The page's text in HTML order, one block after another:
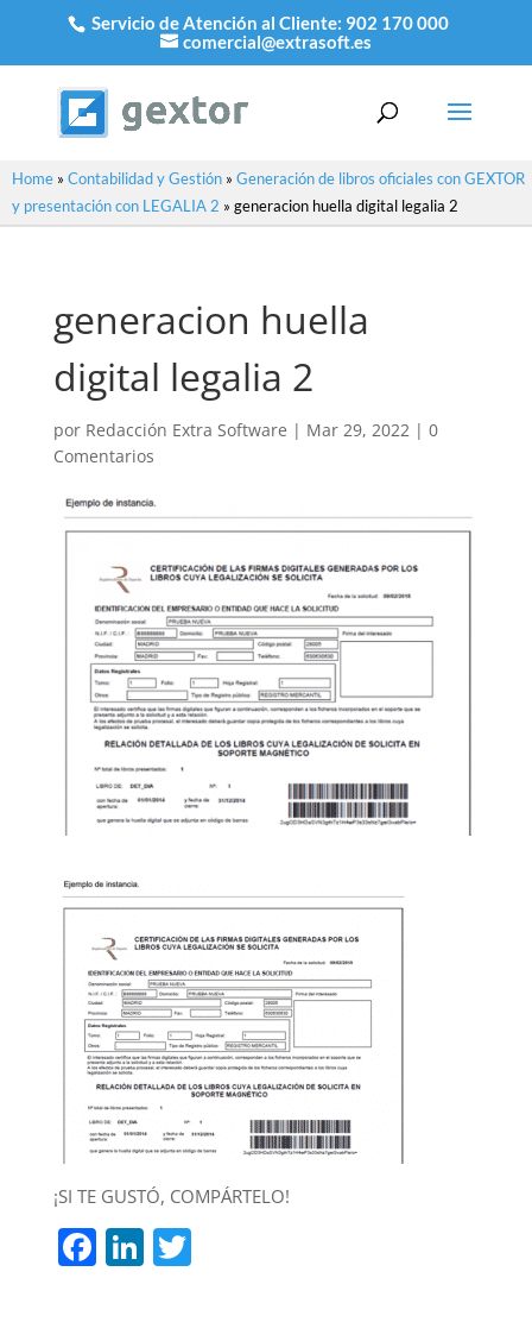
Servicio de Atención al Cliente: 902 170 000
comercial@extrasoft.es
Home » Contabilidad y Gestión » Generación de libros oficiales con GEXTOR
y presentación con LEGALIA 2 » generacion huella digital legalia 2
generacion huella
digital legalia 2
por Redacción Extra Software | Mar 29, 2022| 0
Comentarios
¡SI TE GUSTÓ, COMPÁRTELO!
F Li T